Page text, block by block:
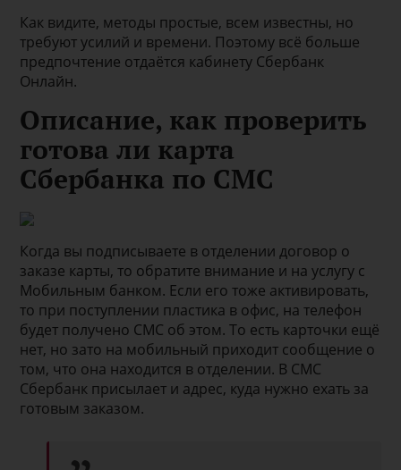
Как видите, методы простые, всем известны, но
требуют усилий и времени. Поэтому всё больше
предпочтение отдаётся кабинету Сбербанк
Онлайн.
Описание, как проверить
готова ли карта
Сбербанка по СМС
Когда вы подписываете в отделении договор о
заказе карты, то обратите внимание и на услугу с
Мобильным банком. Если его тоже активировать,
то при поступлении пластика в офис, на телефон
будет получено СМС об этом. То есть карточки ещё
нет, но зато на мобильный приходит сообщение о
том, что она находится в отделении. В СМС
Сбербанк присылает и адрес, куда нужно ехать за
готовым заказом.